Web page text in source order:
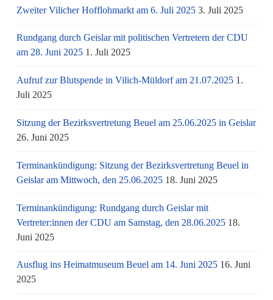
Zweiter Vilicher Hofflohmarkt am 6. Juli 2025 3. Juli 2025
Rundgang durch Geislar mit politischen Vertretern der CDU
am 28. Juni 2025 1. Juli 2025
Aufruf zur Blutspende in Vilich-Müldorf am 21.07.2025 1.
Juli 2025
Sitzung der Bezirksvertretung Beuel am 25.06.2025 in Geislar
26. Juni 2025
Terminankündigung: Sitzung der Bezirksvertretung Beuel in
Geislar am Mittwoch, den 25.06.2025 18. Juni 2025
Terminankündigung: Rundgang durch Geislar mit
Vertreter:innen der CDU am Samstag, den 28.06.2025 18.
Juni 2025
Ausflug ins Heimatmuseum Beuel am 14. Juni 2025 16. Juni
2025